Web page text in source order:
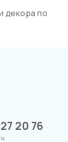
декора по
20 76